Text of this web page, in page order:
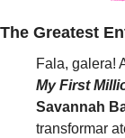
The Greatest
My First
Savannah
transformar